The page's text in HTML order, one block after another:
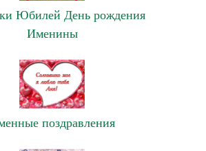
Юбилей День рождения
Именины
поздравления